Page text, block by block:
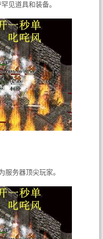
见道具和装备。
服务器顶尖玩家。